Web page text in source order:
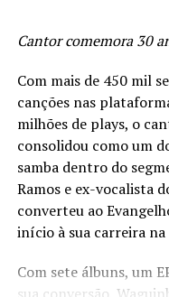
Cantor comemora 30
Com mais de 450 mil
canções nas
milhões de plays, o
consolidou como um
samba dentro do
Ramos e ex-vocalista
converteu ao
início à sua carreira na
Com sete álbuns, um